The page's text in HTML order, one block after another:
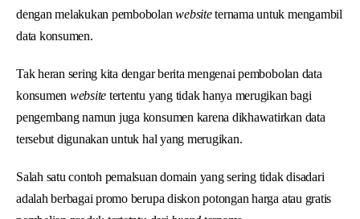
dengan melakukan pembobolanwebsiteternama untuk mengambil
data konsumen.
Tak heran sering kita dengar berita mengenai pembobolan data
konsumen website tertentu yang tidak hanya merugikan bagi
pengembang namun juga konsumen karena dikhawatirkan data
tersebut digunakan untuk hal yang merugikan.
Salah satu contoh pemalsuan domain yang sering tidak disadari
adalah berbagai promo berupa diskon potongan harga atau gratis